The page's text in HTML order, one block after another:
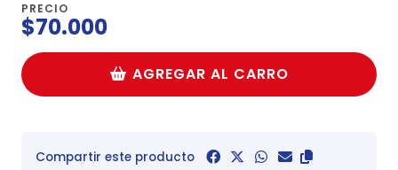
PRECIO
$70.000
AGREGAR AL CARRO
Compartir este producto